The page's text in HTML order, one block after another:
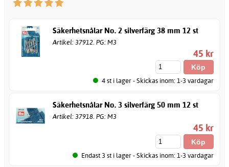
Säkerhetsnålar No. 2 silverfärg 38 mm 12 st
Artikel: 37912. PG: M3
45 kr
4 st i lager - Skickas inom: 1-3 vardagar
Säkerhetsnålar No. 3 silverfärg 50 mm 12 st
Artikel: 37918. PG: M3
45 kr
Endast 3 st i lager - Skickas inom: 1-3 vardagar